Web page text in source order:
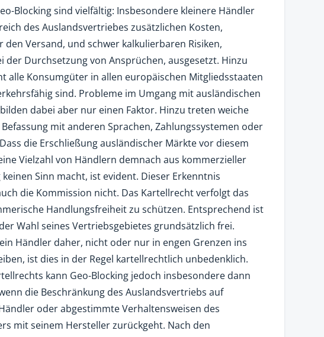
Blocking sind vielfältig: Insbesondere kleinere Händler
des Auslandsvertriebes zusätzlichen Kosten,
den Versand, und schwer kalkulierbaren Risiken,
der Durchsetzung von Ansprüchen, ausgesetzt. Hinzu
alle Konsumgüter in allen europäischen Mitgliedsstaaten
sind. Probleme im Umgang mit ausländischen
dabei aber nur einen Faktor. Hinzu treten weiche
mit anderen Sprachen, Zahlungssystemen oder
die Erschließung ausländischer Märkte vor diesem
Vielzahl von Händlern demnach aus kommerzieller
Sinn macht, ist evident. Dieser Erkenntnis
die Kommission nicht. Das Kartellrecht verfolgt das
Handlungsfreiheit zu schützen. Entsprechend ist
Wahl seines Vertriebsgebietes grundsätzlich frei.
Händler daher, nicht oder nur in engen Grenzen ins
ist dies in der Regel kartellrechtlich unbedenklich.
kann Geo-Blocking jedoch insbesondere dann
die Beschränkung des Auslandsvertriebs auf
oder abgestimmte Verhaltensweisen des
mit seinem Hersteller zurückgeht. Nach den